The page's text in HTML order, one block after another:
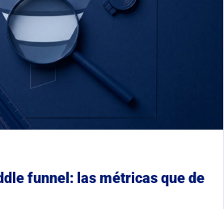
funnel: las métricas que de